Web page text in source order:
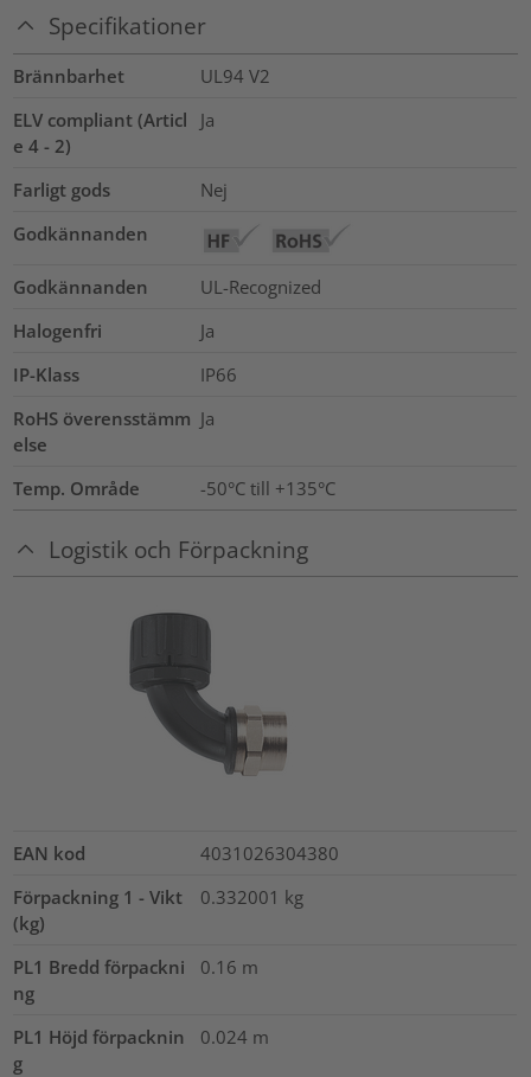
Specifikationer
Brännbarhet
UL94 V2
ELV compliant (Articl
e 4 - 2)
Ja
Farligt gods
Nej
Godkännanden
Godkännanden
UL-Recognized
Halogenfri
Ja
IP-Klass
IP66
RoHS överensstämm
else
Ja
Temp. Område -50°C till +135°C
Logistik och Förpackning
EAN kod
4031026304380
Förpackning 1 - Vikt
(kg)
0.332001 kg
PL1 Bredd förpackni
ng
0.16 m
PL1 Höjd förpacknin
g
0.024 m